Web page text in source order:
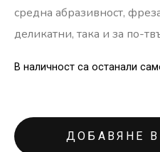
средна абразивност,
деликатни, така и за по-
В наличност са останали
ДОБАВЯНЕ